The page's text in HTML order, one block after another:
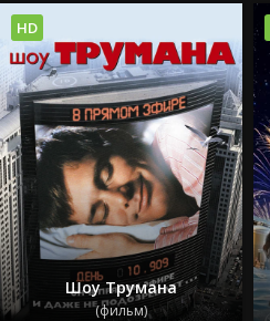
Шоу Трумана
(фильм)
HD